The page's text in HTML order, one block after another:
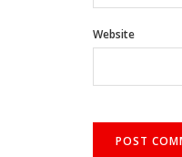
Website